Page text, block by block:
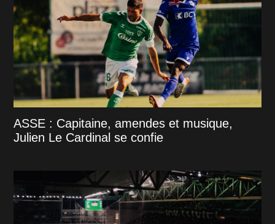
ASSE : Capitaine, amendes et musique,
Julien Le Cardinal se confie